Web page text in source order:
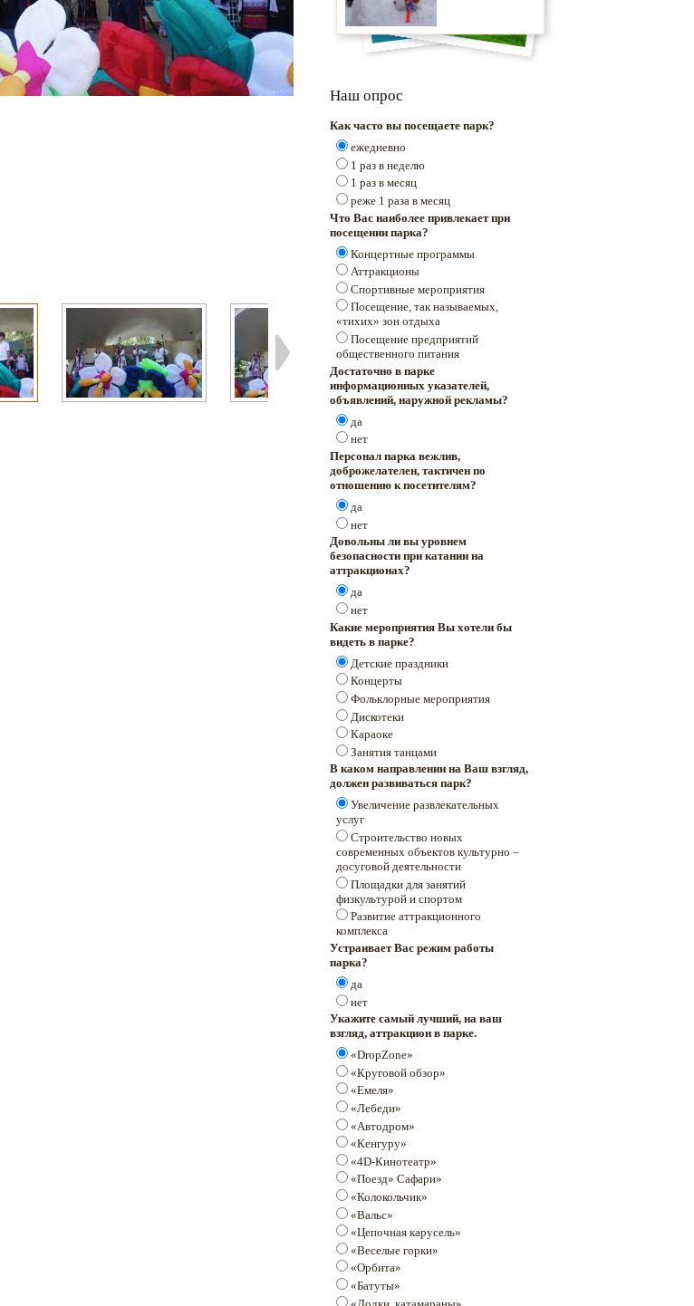
Наш опрос
Как часто вы посещаете парк?
ежедневно
1 раз в неделю
1 раз в месяц
реже 1 раза в месяц
Что Вас наиболее привлекает при
посещении парка?
Концертные программы
Аттракционы
Спортивные мероприятия
Посещение, так называемых,
«тихих» зон отдыха
Посещение предприятий
общественного питания
Достаточно в парке
информационных указателей,
объявлений, наружной рекламы?
да
нет
Персонал парка вежлив,
доброжелателен, тактичен по
отношению к посетителям?
да
нет
Довольны ли вы уровнем
безопасности при катании на
аттракционах?
да
нет
Какие мероприятия Вы хотели бы
видеть в парке?
Детские праздники
Концерты
Фольклорные мероприятия
Дискотеки
Караоке
Занятия танцами
В каком направлении на Ваш взгляд,
должен развиваться парк?
Увеличение развлекательных
услуг
Строительство новых
современных объектов культурно –
досуговой деятельности
Площадки для занятий
физкультурой и спортом
Развитие аттракционного
комплекса
Устраивает Вас режим работы
парка?
да
нет
Укажите самый лучший, на ваш
взгляд, аттракцион в парке.
«DropZone»
«Круговой обзор»
«Емеля»
«Лебеди»
«Автодром»
«Кенгуру»
«4D-Кинотеатр»
«Поезд» Сафари»
«Колокольчик»
«Вальс»
«Цепочная карусель»
«Веселые горки»
«Орбита»
«Батуты»